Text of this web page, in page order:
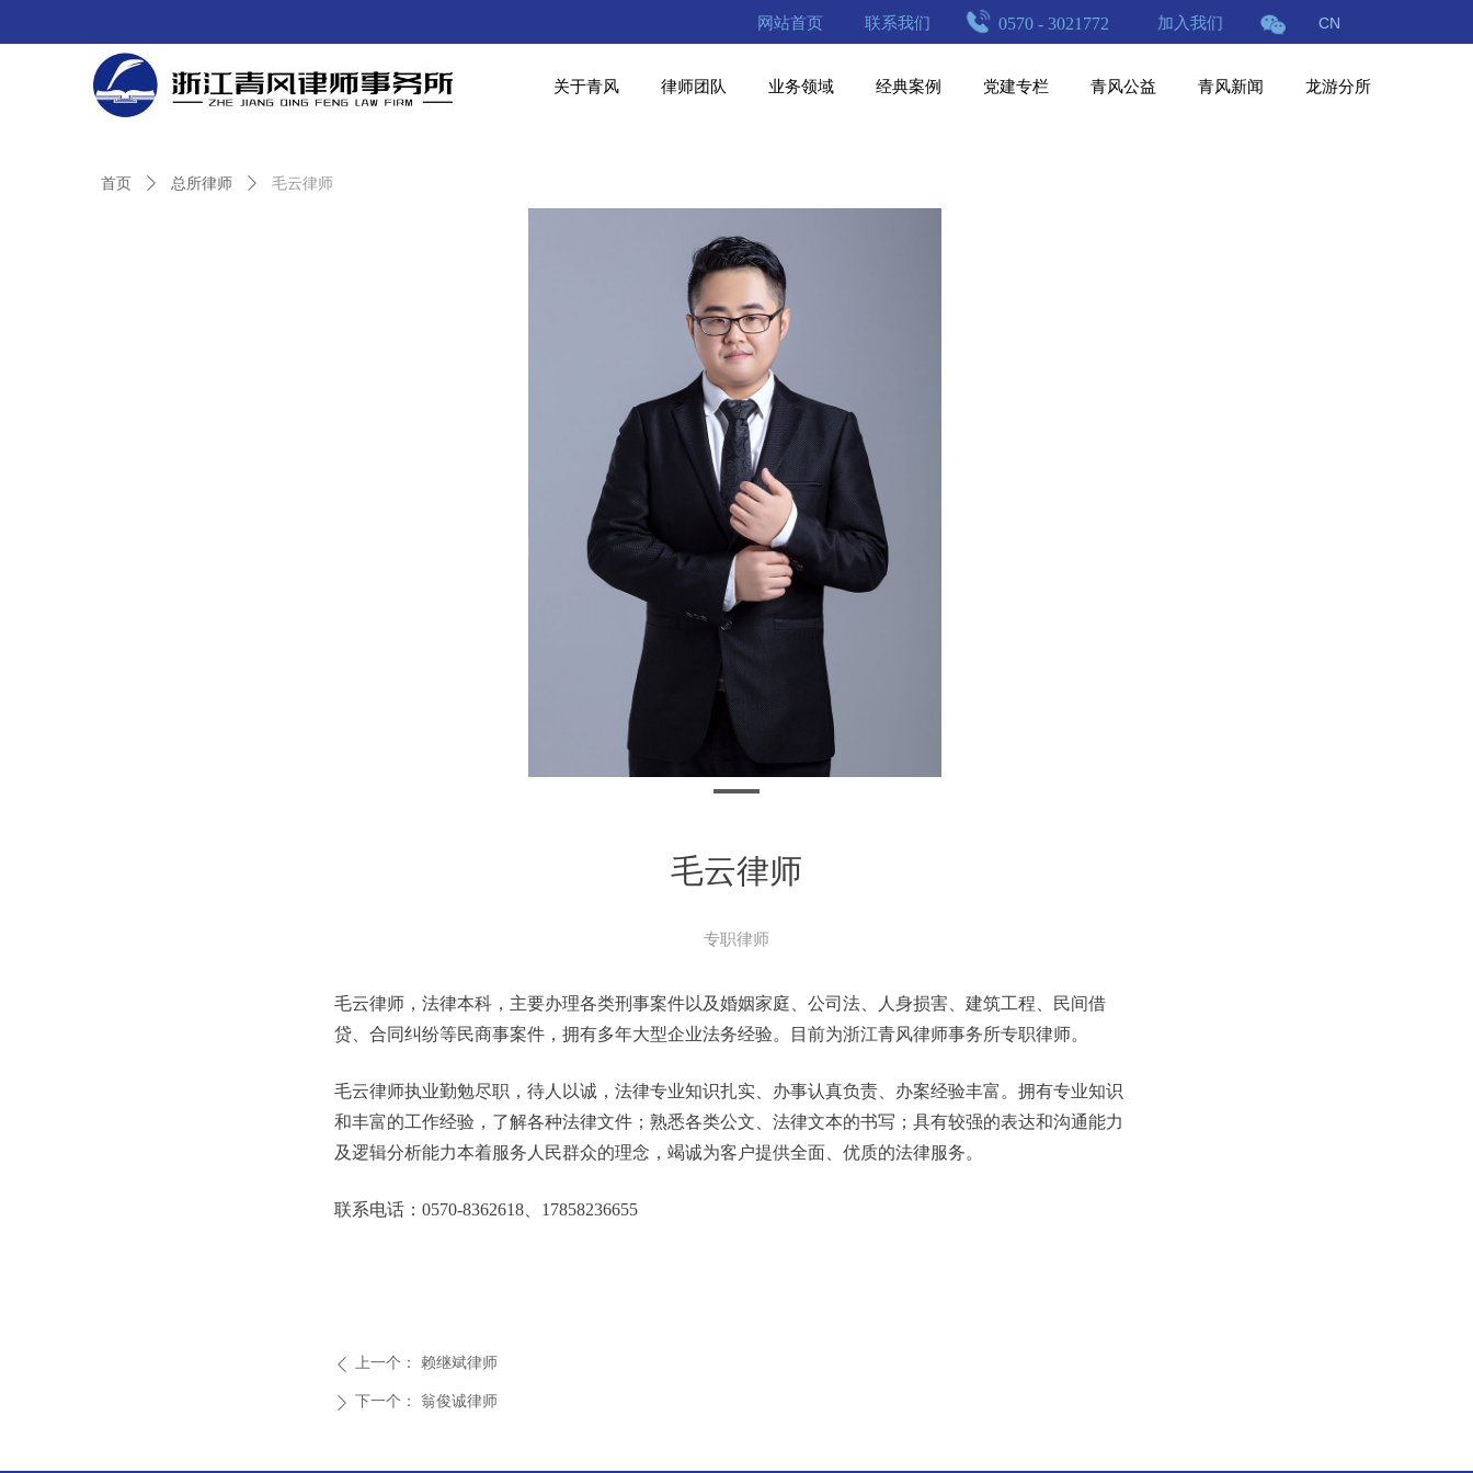
关于青风 律师团队 业务领域 经典案例 党建专栏 青风公益 青风新闻 龙游分所
加入我们 CN
网站首页 联系我们 0570 - 3021772
首页 ꄲ 总所律师 ꄲ 毛云律师
毛云律师
专职律师
ꄴ 上一个： 赖继斌律师
ꄲ 下一个： 翁俊诚律师
毛云律师，法律本科，主要办理各类刑事案件以及婚姻家庭、公司法、人身损害、建筑工程、民间借
贷、合同纠纷等民商事案件，拥有多年大型企业法务经验。目前为浙江青风律师事务所专职律师。
毛云律师执业勤勉尽职，待人以诚，法律专业知识扎实、办事认真负责、办案经验丰富。拥有专业知识
和丰富的工作经验，了解各种法律文件；熟悉各类公文、法律文本的书写；具有较强的表达和沟通能力
及逻辑分析能力本着服务人民群众的理念，竭诚为客户提供全面、优质的法律服务。
联系电话：0570-8362618、17858236655